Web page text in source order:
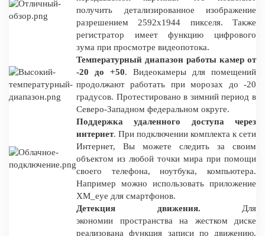
получить детализированное изображение
разрешением 2592x1944 пикселя. Также
регистратор имеет функцию цифрового
зума при просмотре видеопотока.
Температурный диапазон работы камер от
-20 до +50. Видеокамеры для помещений
продолжают работать при морозах до -20
градусов. Протестировано в зимний период в
Северо-Западном федеральном округе.
Поддержка удаленного доступа через
интернет. При подключении комплекта к сети
Интернет, Вы можете следить за своим
объектом из любой точки мира при помощи
своего телефона, ноутбука, компьютера.
Например можно использовать приложение
XM_eye для смартфонов.
Детекция движения. Для
экономии пространства на жестком диске
реализована функция записи по движению.